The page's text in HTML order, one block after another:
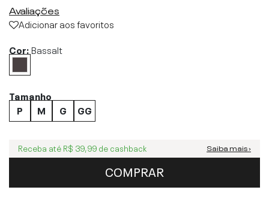
Avaliações
Adicionar aos favoritos
Cor:Bassalt
Tamanho
P
M G GG
Receba até R$ 39,99 de cashback Saiba mais ›
COMPRAR